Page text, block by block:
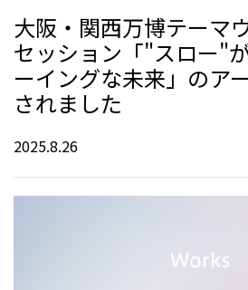
大阪・関西万博テーマ
セッション「"スロー"
ーイングな未来」のア
されました
2025.8.26